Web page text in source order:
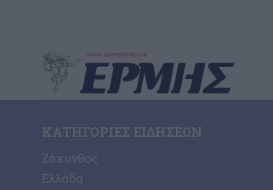
ΚΑΤΗΓΟΡΊΕΣ ΕΙΔΉΣΕΩΝ
Ζάκυνθος
Ελλάδα